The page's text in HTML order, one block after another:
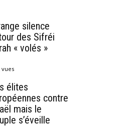
silence
des Sifréi
« volés »
vues
élites
contre
mais le
s’éveille